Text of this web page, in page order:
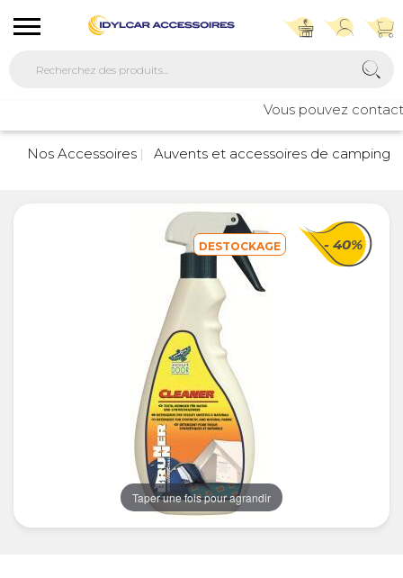
Vous pouvez
Nos Accessoires
Auvents et accessoires de camping
DESTOCKAGE - 40%
Taper une fois pour agrandir